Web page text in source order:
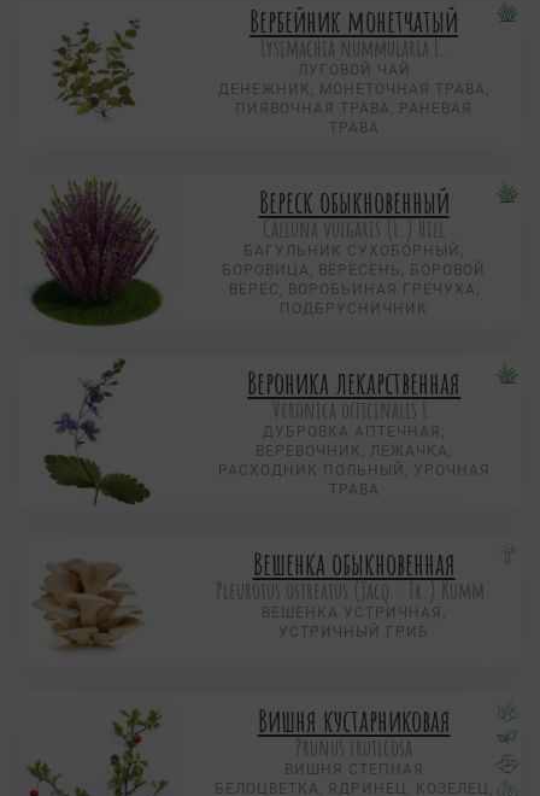
Вербейник монетчатый
Lysimachia nummularia L.
ЛУГОВОЙ ЧАЙ
ДЕНЕЖНИК, МОНЕТОЧНАЯ ТРАВА,
ПИЯВОЧНАЯ ТРАВА, РАНЕВАЯ
ТРАВА
Вереск обыкновенный
Calluna vulgaris (L.) Hill
БАГУЛЬНИК СУХОБОРНЫЙ,
БОРОВИЦА, ВЕРЕСЕНЬ, БОРОВОЙ
ВЕРЕС, ВОРОБЬИНАЯ ГРЕЧУХА,
ПОДБРУСНИЧНИК
Вероника лекарственная
Veronica officinalis L.
ДУБРОВКА АПТЕЧНАЯ,
ВЕРЕВОЧНИК, ЛЕЖАЧКА,
РАСХОДНИК ПОЛЬНЫЙ, УРОЧНАЯ
ТРАВА
Вешенка обыкновенная
Pleurotus ostreatus (Jacq.: Fr.) Kumm.
ВЕШЕНКА УСТРИЧНАЯ,
УСТРИЧНЫЙ ГРИБ
Вишня кустарниковая
Prunus fruticosa
ВИШНЯ СТЕПНАЯ
БЕЛОЦВЕТКА, ЯДРИНЕЦ, КОЗЕЛЕЦ,